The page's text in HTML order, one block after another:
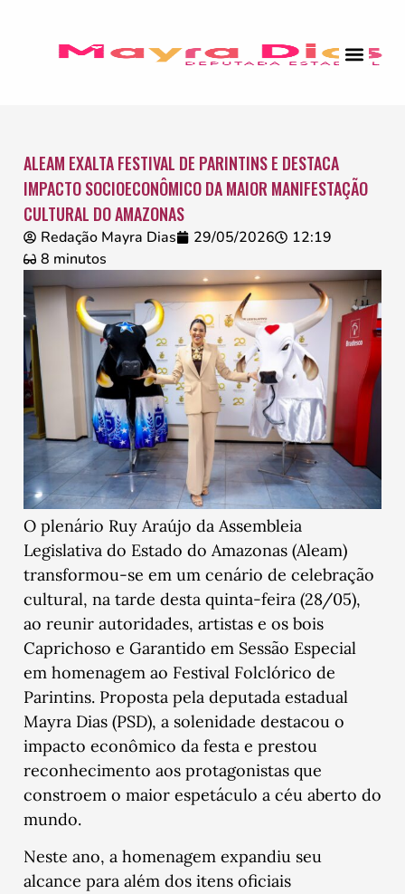
ALEAM EXALTA FESTIVAL DE PARINTINS E DESTACA
IMPACTO SOCIOECONÔMICO DA MAIOR MANIFESTAÇÃO
CULTURAL DO AMAZONAS
Redação Mayra Dias 29/05/2026
12:19
8 minutos
O plenário Ruy Araújo da Assembleia
Legislativa do Estado do Amazonas (Aleam)
transformou-se em um cenário de celebração
cultural, na tarde desta quinta-feira (28/05),
ao reunir autoridades, artistas e os bois
Caprichoso e Garantido em Sessão Especial
em homenagem ao Festival Folclórico de
Parintins. Proposta pela deputada estadual
Mayra Dias (PSD), a solenidade destacou o
impacto econômico da festa e prestou
reconhecimento aos protagonistas que
constroem o maior espetáculo a céu aberto do
mundo.
Neste ano, a homenagem expandiu seu
alcance para além dos itens oficiais